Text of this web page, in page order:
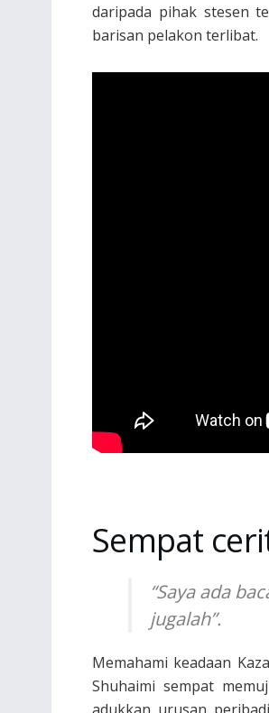
daripada pihak stesen
barisan pelakon terlibat.
Sempat
“Saya ada
jugalah”.
Memahami keadaan
Shuhaimi sempat
adukkan urusan